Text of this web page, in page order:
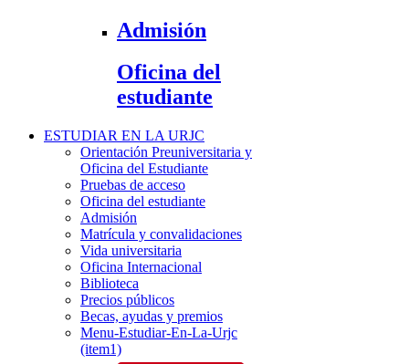
Admisión
Oficina del
estudiante
ESTUDIAR EN LA URJC
Orientación Preuniversitaria y
Oficina del Estudiante
Pruebas de acceso
Oficina del estudiante
Admisión
Matrícula y convalidaciones
Vida universitaria
Oficina Internacional
Biblioteca
Precios públicos
Becas, ayudas y premios
Menu-Estudiar-En-La-Urjc
(item1)